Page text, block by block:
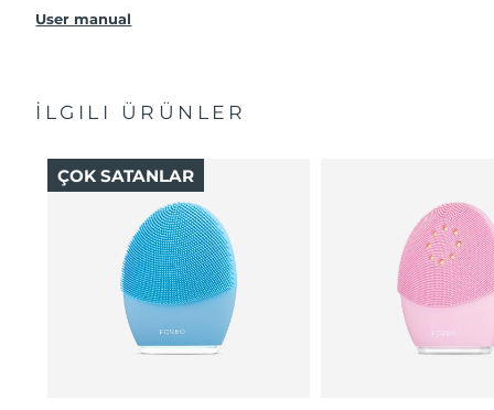
cells without being abrasive.
USB charging cable
General manual
warranty)
User manual
İLGILI ÜRÜNLER
ÇOK SATANLAR